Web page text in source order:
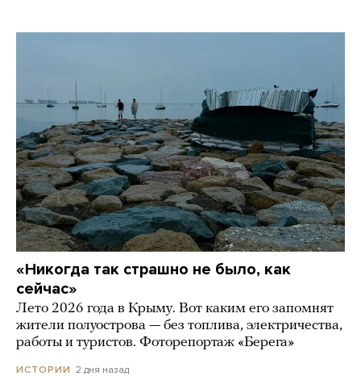
«Никогда так страшно не было, как
сейчас»
Лето 2026 года в Крыму. Вот каким его запомнят
жители полуострова — без топлива, электричества,
работы и туристов. Фоторепортаж «Берега»
ИСТОРИИ 2 дня назад